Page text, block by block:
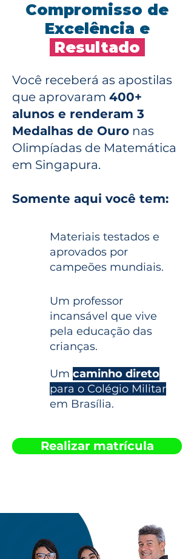
Compromisso de
Excelência e
Resultado
Você receberá as apostilas
que aprovaram 400+
alunos e renderam 3
Medalhas de Ouro nas
Olimpíadas de Matemática
em Singapura.
Somente aqui você tem:
Materiais testados e
aprovados por
campeões mundiais.
Um professor
incansável que vive
pela educação das
crianças.
Um caminho direto
para o Colégio Militar
em Brasília.
Realizar matrícula